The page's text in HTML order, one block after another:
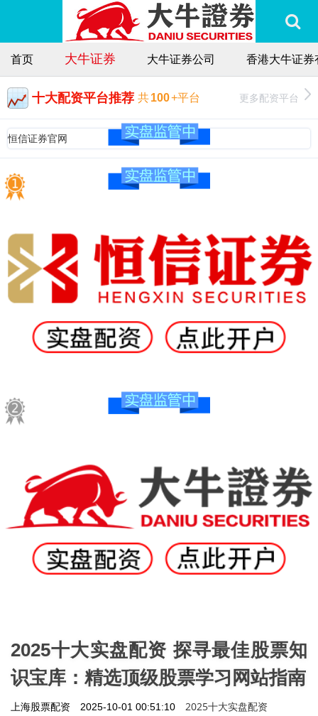
首页 大牛证券 大牛证券公司 香港大牛证券
十大配资平台推荐 共100+平台 更多配资平台
恒信证券官网
2025十大实盘配资 探寻最佳股票知
识宝库：精选顶级股票学习网站指南
上海股票配资 2025-10-01 00:51:10 2025十大实盘配资